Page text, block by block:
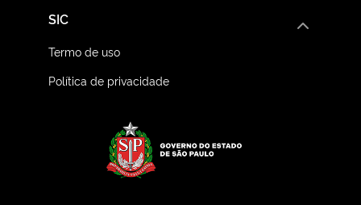
SIC
Termo de uso
Política de privacidade